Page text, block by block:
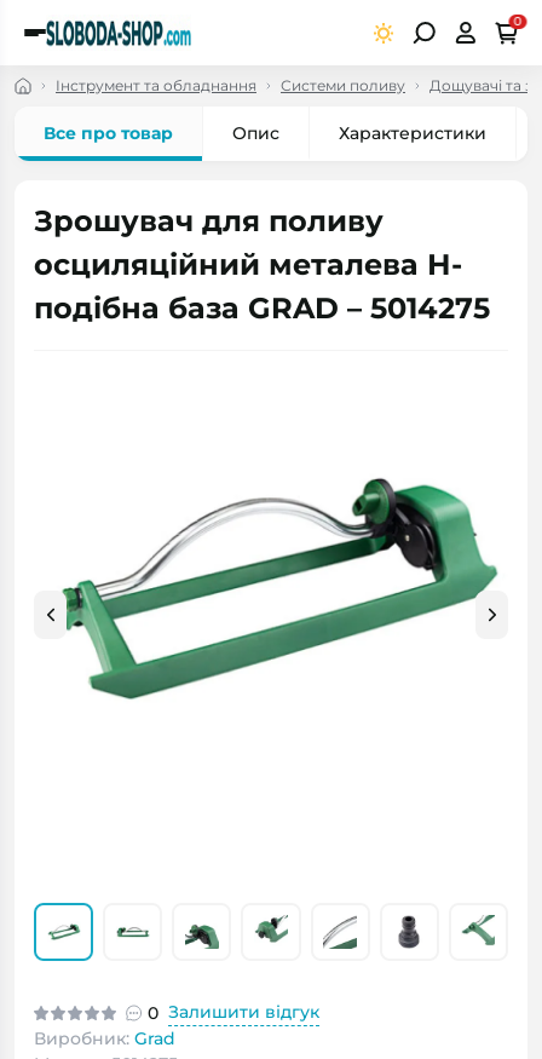
0
Інструмент та обладнання Системи поливу Дощувачі та
Все про товар Опис Характеристики
Зрошувач для поливу
осциляційний металева Н-
подібна база GRAD – 5014275
0 Залишити відгук
Виробник: Grad